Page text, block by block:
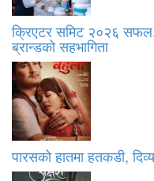
क्रिएटर समिट २०२६
ब्रान्डको सहभागिता
पारसको हातमा हतकडी,